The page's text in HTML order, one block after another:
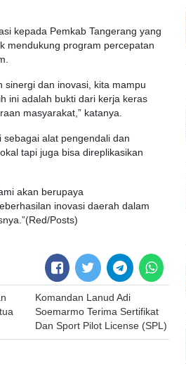
kepada Pemkab Tangerang yang
mendukung program percepatan
sinergi dan inovasi, kita mampu
ini adalah bukti dari kerja keras
masyarakat,” katanya.
sebagai alat pengendali dan
tapi juga bisa direplikasikan
akan berupaya
inovasi daerah dalam
Posts)
Komandan Lanud Adi
Soemarmo Terima Sertifikat
Dan Sport Pilot License (SPL)